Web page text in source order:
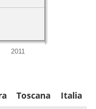
2011
Toscana Italia